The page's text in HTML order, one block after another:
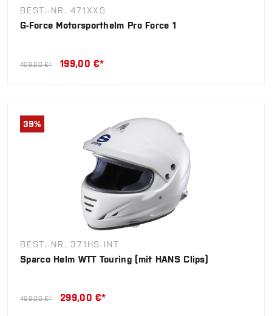
BEST.-NR. 471XXS
G-Force Motorsporthelm Pro Force 1
409,00 €* 199,00 €*
39%
BEST.-NR. 371HS-INT
Sparco Helm WTT Touring (mit HANS Clips)
489,00 €* 299,00 €*